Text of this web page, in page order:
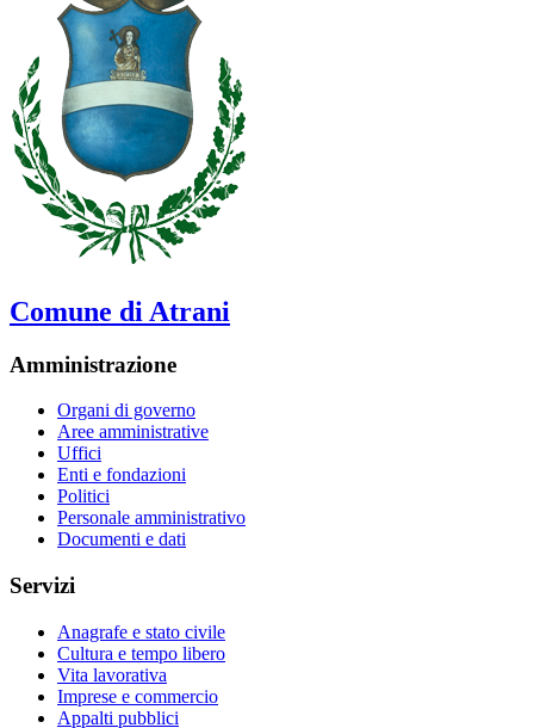
Comune di Atrani
Amministrazione
Organi di governo
Aree amministrative
Uffici
Enti e fondazioni
Politici
Personale amministrativo
Documenti e dati
Servizi
Anagrafe e stato civile
Cultura e tempo libero
Vita lavorativa
Imprese e commercio
Appalti pubblici